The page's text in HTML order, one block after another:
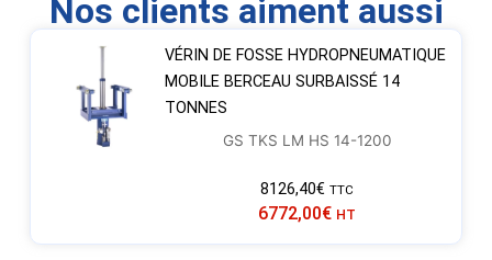
Nos clients aiment aussi
VÉRIN DE FOSSE HYDROPNEUMATIQUE
MOBILE BERCEAU SURBAISSÉ 14
TONNES
GS TKS LM HS 14-1200
8126,40€ TTC
6772,00€ HT